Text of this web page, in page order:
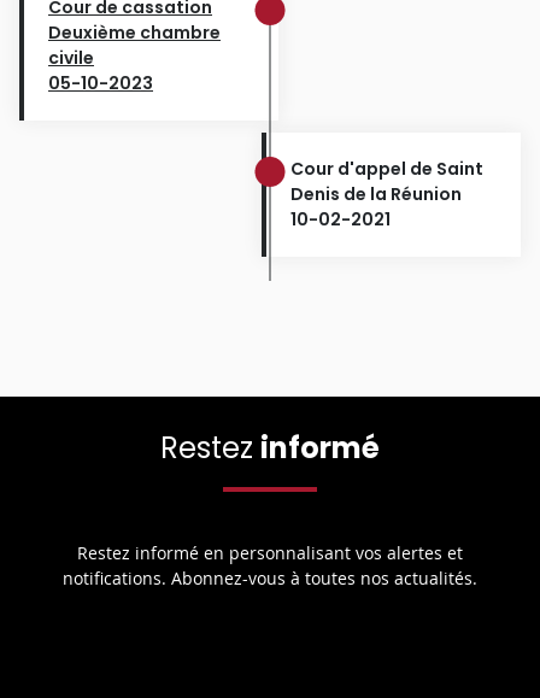
Cour de cassation
Deuxième chambre
civile
05-10-2023
Cour d'appel de Saint
Denis de la Réunion
10-02-2021
Restez informé
Restez informé en personnalisant vos alertes et
notifications. Abonnez-vous à toutes nos actualités.